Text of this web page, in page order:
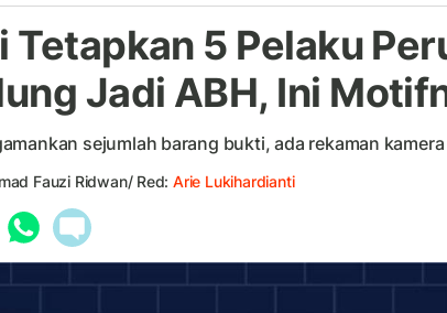
Tetapkan 5 Pelaku
Jadi ABH, Ini
sejumlah barang bukti, ada rekaman
Fauzi Ridwan/ Red:Arie Lukihardianti